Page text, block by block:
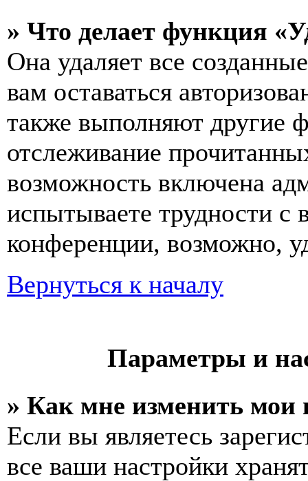
» Что делает функция
Она удаляет все
вам оставаться
также выполняют другие
отслеживание
возможность включена
испытываете трудности с
конференции, возможно,
Вернуться к началу
Параметры и
» Как мне изменить мои
Если вы являетесь
все ваши настройки